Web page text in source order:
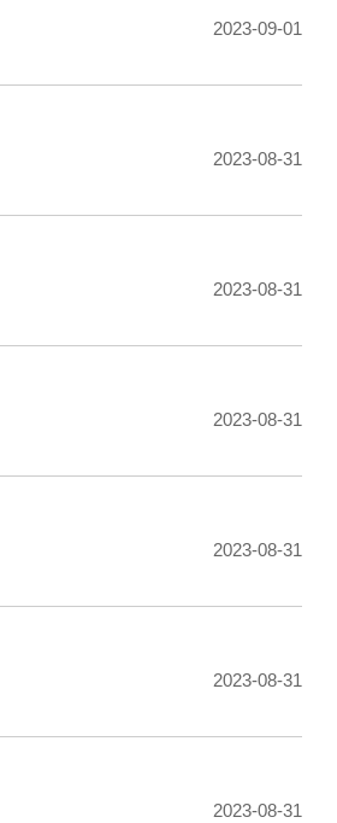
2023-09-01
2023-08-31
2023-08-31
2023-08-31
2023-08-31
2023-08-31
2023-08-31